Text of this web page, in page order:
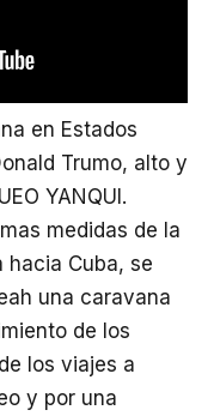
en Estados
Trumo, alto y
YANQUI.
medidas de la
hacia Cuba, se
una caravana
de los
los viajes a
y por una